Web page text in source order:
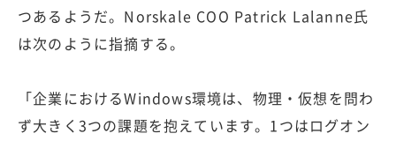
つあるようだ。Norskale COO Patrick Lalanne氏
は次のように指摘する。
「企業におけるWindows環境は、物理・仮想を問わ
ず大きく3つの課題を抱えています。1つはログオン